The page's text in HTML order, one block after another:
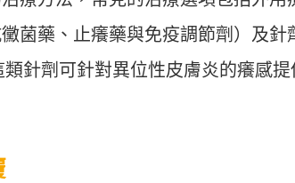
菌藥、止癢藥與免疫調節劑）及針
針劑可針對異位性皮膚炎的癢感提